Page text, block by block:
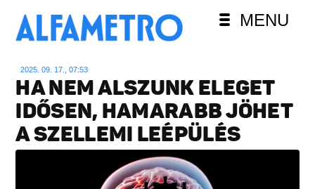
MENU
2025. 09. 17., 07:53
HA NEM ALSZUNK ELEGET
IDŐSEN, HAMARABB JÖHET
A SZELLEMI LEÉPÜLÉS